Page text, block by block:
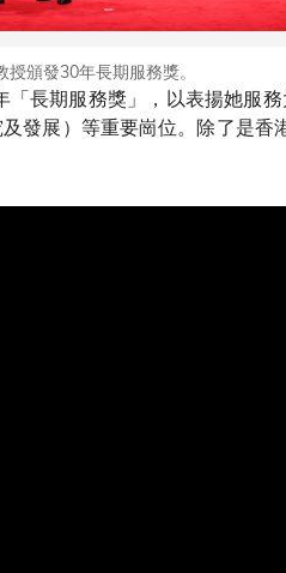
頒發30年長期服務獎。
長期服務獎」，以表揚她服
發展）等重要崗位。除了是